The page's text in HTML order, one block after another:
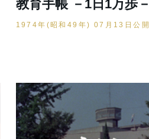
教育手帳 －1日1万歩－
1974年(昭和49年) 07月13日公開